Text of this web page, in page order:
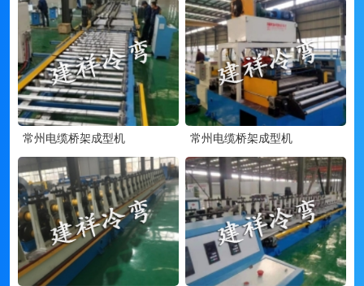
常州电缆桥架成型机 常州电缆桥架成型机